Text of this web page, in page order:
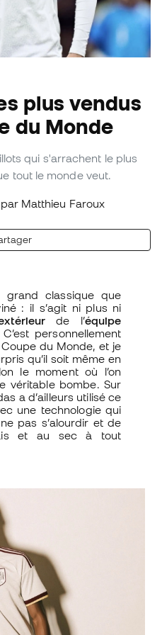
du Monde
qui s'arrachent le plus
tout le monde veut.
Matthieu Faroux
grand classique que
: il s’agit ni plus ni
de l’équipe
personnellement
du Monde, et je
qu’il soit même en
le moment où l’on
véritable bombe. Sur
a d’ailleurs utilisé ce
une technologie qui
pas s’alourdir et de
et au sec à tout